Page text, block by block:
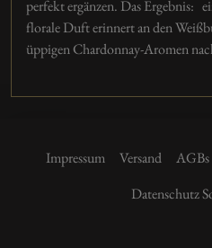
perfekt ergänzen. Das Ergebnis:
florale Duft erinnert an den
üppigen Chardonnay-Aromen
Impressum Versand AGBs
Datenschutz